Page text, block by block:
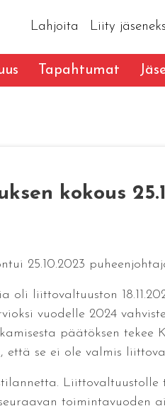
Lahjoita Liity
Tapahtumat
kokous
25.10.2023
oli liittovaltuuston
vuodelle 2024
päätöksen tekee
että se ei ole valmis
toimintavuoden